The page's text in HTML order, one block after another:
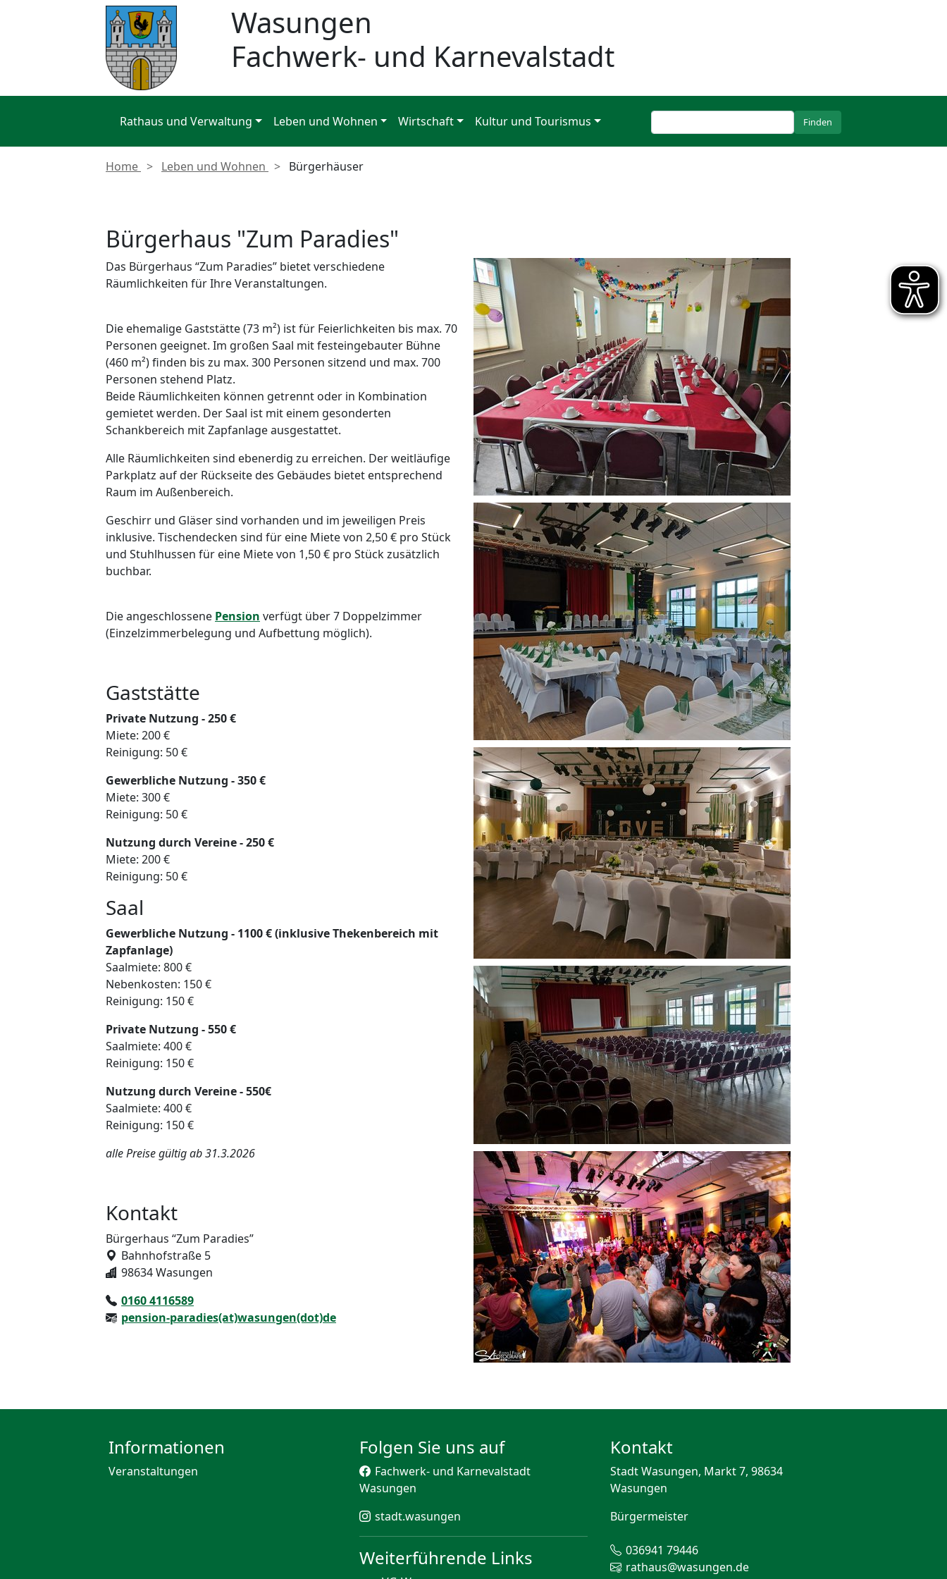
Wasungen
Fachwerk- und Karnevalstadt
Rathaus und Verwaltung Leben und Wohnen Wirtschaft Kultur und Tourismus
Home Leben und Wohnen Bürgerhäuser
Bürgerhaus "Zum Paradies"
Das Bürgerhaus “Zum Paradies” bietet verschiedene
Räumlichkeiten für Ihre Veranstaltungen.
Die ehemalige Gaststätte (73 m²) ist für Feierlichkeiten bis max. 70
Personen geeignet. Im großen Saal mit festeingebauter Bühne
(460 m²) finden bis zu max. 300 Personen sitzend und max. 700
Personen stehend Platz.
Beide Räumlichkeiten können getrennt oder in Kombination
gemietet werden. Der Saal ist mit einem gesonderten
Schankbereich mit Zapfanlage ausgestattet.
Alle Räumlichkeiten sind ebenerdig zu erreichen. Der weitläufige
Parkplatz auf der Rückseite des Gebäudes bietet entsprechend
Raum im Außenbereich.
Geschirr und Gläser sind vorhanden und im jeweiligen Preis
inklusive. Tischendecken sind für eine Miete von 2,50 € pro Stück
und Stuhlhussen für eine Miete von 1,50 € pro Stück zusätzlich
buchbar.
Die angeschlossene Pension verfügt über 7 Doppelzimmer
(Einzelzimmerbelegung und Aufbettung möglich).
Gaststätte
Private Nutzung - 250 €
Miete: 200 €
Reinigung: 50 €
Gewerbliche Nutzung - 350 €
Miete: 300 €
Reinigung: 50 €
Nutzung durch Vereine - 250 €
Miete: 200 €
Reinigung: 50 €
Saal
Gewerbliche Nutzung - 1100 € (inklusive Thekenbereich mit
Zapfanlage)
Saalmiete: 800 €
Nebenkosten: 150 €
Reinigung: 150 €
Private Nutzung - 550 €
Saalmiete: 400 €
Reinigung: 150 €
Nutzung durch Vereine - 550€
Saalmiete: 400 €
Reinigung: 150 €
alle Preise gültig ab 31.3.2026
Kontakt
Bürgerhaus “Zum Paradies”
Bahnhofstraße 5
98634 Wasungen
0160 4116589
pension-paradies(at)wasungen(dot)de
Informationen
Veranstaltungen
Folgen Sie uns auf
Fachwerk- und Karnevalstadt
Wasungen
stadt.wasungen
Weiterführende Links
Kontakt
Stadt Wasungen, Markt 7, 98634
Wasungen
Bürgermeister
036941 79446
rathaus@wasungen.de